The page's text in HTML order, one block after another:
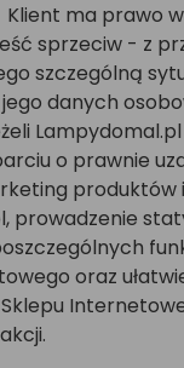
Klient ma prawo
sprzeciw - z
szczególną
danych
o prawnie
produktów i
prowadzenie
oraz